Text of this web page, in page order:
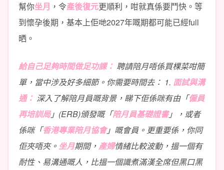
幫你坐月 ，令產後復元更順利，咁就真係要鬥快。等
到懷孕後期，基本上佢哋2027年嘅期都可能已經full
晒。
給自己足夠時間做足功課： 聘請陪月唔係買棵菜咁簡
單，當中涉及好多細節。你需要時間去： 1. 面試與溝
通： 深入了解陪月員嘅背景，睇下佢係咪有由「僱員
再培訓局」(ERB)頒發嘅「陪月員基礎證書」，或者
係咪「香港專業陪月協會」嘅會員。更重要係，你同
佢夾唔夾。 坐月期間， 產婦情緒比較波動，搵一個有
耐性、易溝通嘅人，比搵一個識煮滿漢全席但黑口黑